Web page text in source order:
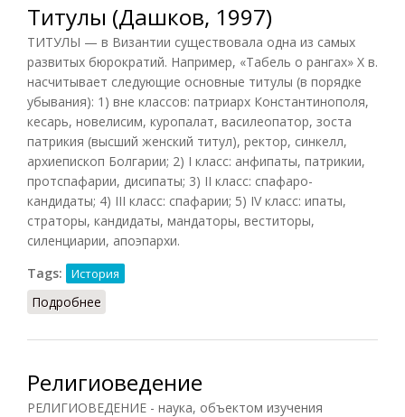
Титулы (Дашков, 1997)
ТИТУЛЫ — в Византии существовала одна из самых
развитых бюрократий. Например, «Табель о рангах» X в.
насчитывает следующие основные титулы (в порядке
убывания): 1) вне классов: патриарх Константинополя,
кесарь, новелисим, куропалат, василеопатор, зоста
патрикия (высший женский титул), ректор, синкелл,
архиепископ Болгарии; 2) I класс: анфипаты, патрикии,
протспафарии, дисипаты; 3) II класс: спафаро-
кандидаты; 4) III класс: спафарии; 5) IV класс: ипаты,
страторы, кандидаты, мандаторы, веститоры,
силенциарии, апоэпархи.
Tags:
История
Подробнее
Религиоведение
РЕЛИГИОВЕДЕНИЕ - наука, объектом изучения